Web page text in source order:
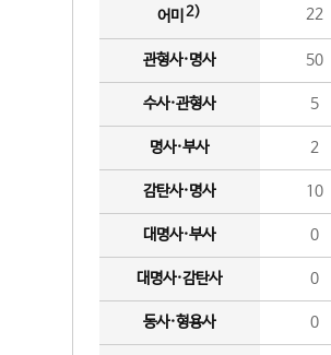
어미 2) 22
관형사·명사 50
수사·관형사 5
명사·부사 2
감탄사·명사 10
대명사·부사 0
대명사·감탄사 0
동사·형용사 0